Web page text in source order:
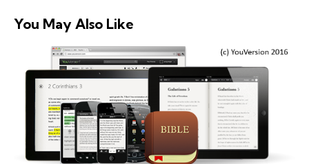
You May Also Like